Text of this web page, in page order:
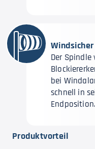
Windsicher
Der
bei
schnell in
Produktvorteil